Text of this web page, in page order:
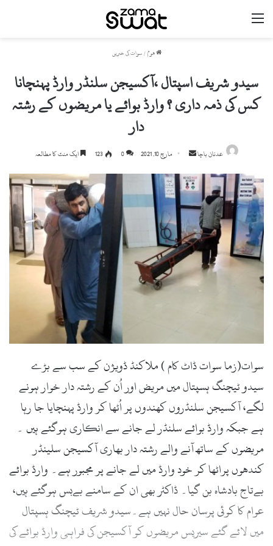
مینو
ھوم / سوات کی خبریں
سیدو شریف اسپتال ،آکسیجن سلنڈر وارڈ پہنچانا
کس کی ذمہ داری ؟ وارڈ بوائے یا مریضوں کے رشتہ
دار
عدنان باچا
Send
email
مارچ 10, 2021 0
123 ایک منٹ کا مطالعہ
سوات(زما سوات ڈاٹ کام ) ملاکنڈ ڈویژن کے سب سے بڑے
سیدو ٹیچنگ ہسپتال میں مریض اور اُن کے رشتہ دار خوار ہونے
لگے، آکسیجن سلنڈروں کھندوں پر اُٹھا کر وارڈ پہنچایا جا رہا
ہے جبکہ وارڈ بوائے سلنڈر لے جانے سے انکاری ہوگئے ہیں ۔
مریضوں کے ساتھ آنے والے رشتہ دار بھاری آکسیجن سلینڈر
کندھوں پراٹھا کر خود وارڈ میں لے جانے پر مجبور ہے۔ وارڈ بوائے
بےتاج بادشاہ بن گیا۔ ڈاکٹر بھی ان کے سامنے بےبس ہوگئے ہیں،
عوام کا کوئی پرسان حال نہیں ہے۔سیدو شریف ٹیچنگ ہسپتال
میں لائے گئے سیریس مریضوں کو آکسیجن کی فراہمی وارڈ بوائے کی